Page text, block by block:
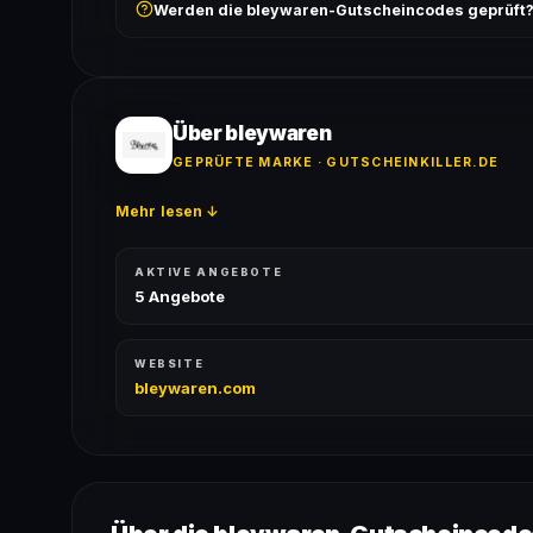
ausgeschlossen, sofern die Angebotsbedingungen
Werden die bleywaren-Gutscheincodes geprüft?
Über bleywaren
GEPRÜFTE MARKE · GUTSCHEINKILLER.DE
Mehr lesen ↓
AKTIVE ANGEBOTE
5 Angebote
WEBSITE
bleywaren.com